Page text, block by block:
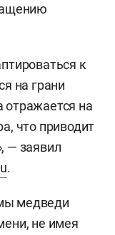
к
на грани
на
что приводит
— заявил
.
медведи
не имея